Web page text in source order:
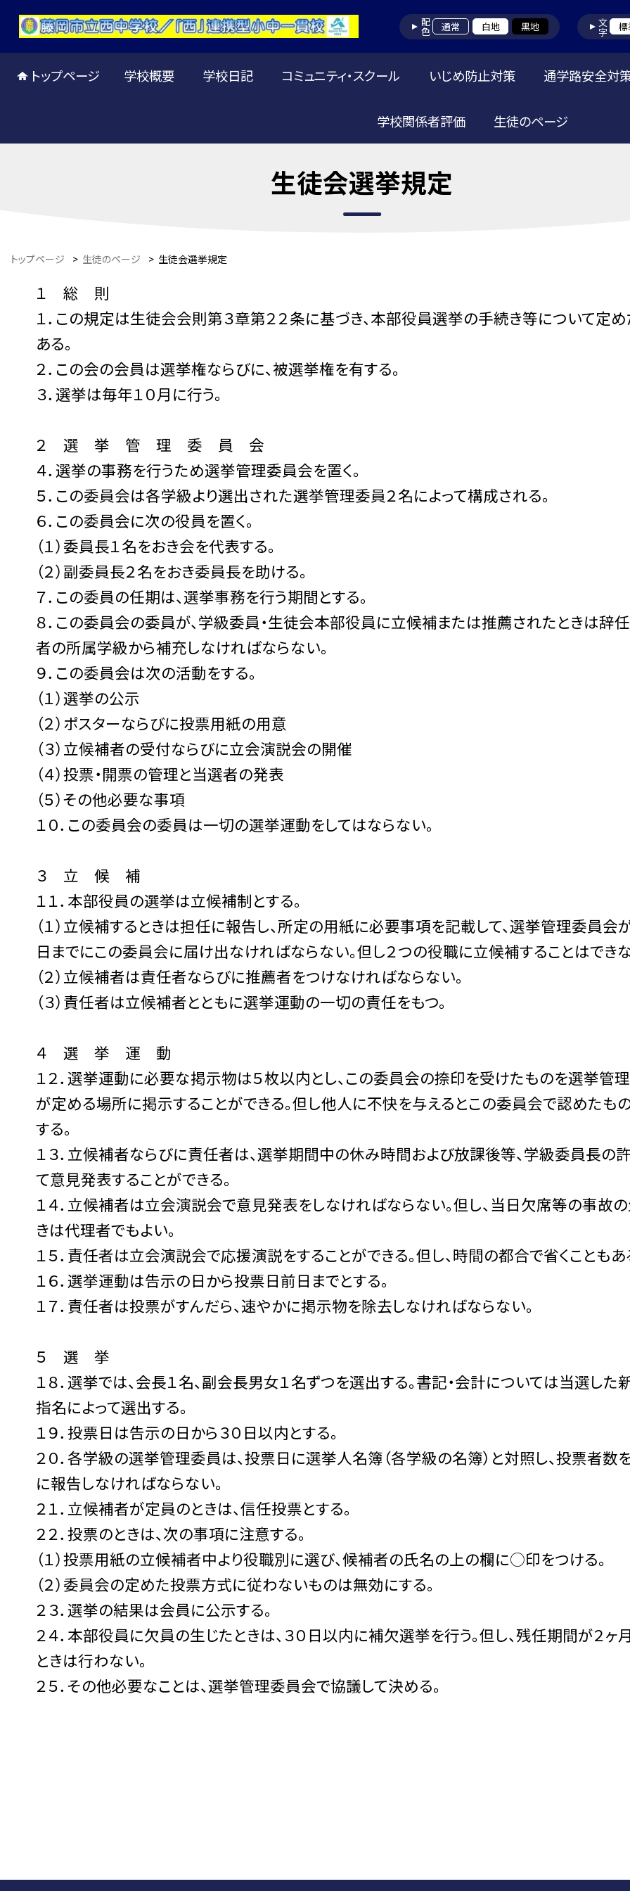
配色 通常 白地 黒地 文字
トップページ 学校概要 学校日記 コミュニティ・スクール いじめ防止対策 通学路安全対
学校関係者評価 生徒のページ
生徒会選挙規定
トップページ > 生徒のページ > 生徒会選挙規定
１ 総 則
１．この規定は生徒会会則第３章第２２条に基づき、本部役員選挙の手続き等について定
ある。
２．この会の会員は選挙権ならびに、被選挙権を有する。
３．選挙は毎年１０月に行う。
２ 選 挙 管 理 委 員 会
４．選挙の事務を行うため選挙管理委員会を置く。
５．この委員会は各学級より選出された選挙管理委員２名によって構成される。
６．この委員会に次の役員を置く。
（１）委員長１名をおき会を代表する。
（２）副委員長２名をおき委員長を助ける。
７．この委員の任期は、選挙事務を行う期間とする。
８．この委員会の委員が、学級委員・生徒会本部役員に立候補または推薦されたときは辞
者の所属学級から補充しなければならない。
９．この委員会は次の活動をする。
（１）選挙の公示
（２）ポスターならびに投票用紙の用意
（３）立候補者の受付ならびに立会演説会の開催
（４）投票・開票の管理と当選者の発表
（５）その他必要な事項
１０．この委員会の委員は一切の選挙運動をしてはならない。
３ 立 候 補
１１．本部役員の選挙は立候補制とする。
（１）立候補するときは担任に報告し、所定の用紙に必要事項を記載して、選挙管理委員会
日までにこの委員会に届け出なければならない。但し２つの役職に立候補することはでき
（２）立候補者は責任者ならびに推薦者をつけなければならない。
（３）責任者は立候補者とともに選挙運動の一切の責任をもつ。
４ 選 挙 運 動
１２．選挙運動に必要な掲示物は５枚以内とし、この委員会の捺印を受けたものを選挙管
が定める場所に掲示することができる。但し他人に不快を与えるとこの委員会で認めたも
する。
１３．立候補者ならびに責任者は、選挙期間中の休み時間および放課後等、学級委員長の
て意見発表することができる。
１４．立候補者は立会演説会で意見発表をしなければならない。但し、当日欠席等の事故
きは代理者でもよい。
１５．責任者は立会演説会で応援演説をすることができる。但し、時間の都合で省くこともあ
１６．選挙運動は告示の日から投票日前日までとする。
１７．責任者は投票がすんだら、速やかに掲示物を除去しなければならない。
５ 選 挙
１８．選挙では、会長１名、副会長男女１名ずつを選出する。書記・会計については当選した
指名によって選出する。
１９．投票日は告示の日から３０日以内とする。
２０．各学級の選挙管理委員は、投票日に選挙人名簿（各学級の名簿）と対照し、投票者数
に報告しなければならない。
２１．立候補者が定員のときは、信任投票とする。
２２．投票のときは、次の事項に注意する。
（１）投票用紙の立候補者中より役職別に選び、候補者の氏名の上の欄に○印をつける。
（２）委員会の定めた投票方式に従わないものは無効にする。
２３．選挙の結果は会員に公示する。
２４．本部役員に欠員の生じたときは、３０日以内に補欠選挙を行う。但し、残任期間が２ヶ
ときは行わない。
２５．その他必要なことは、選挙管理委員会で協議して決める。